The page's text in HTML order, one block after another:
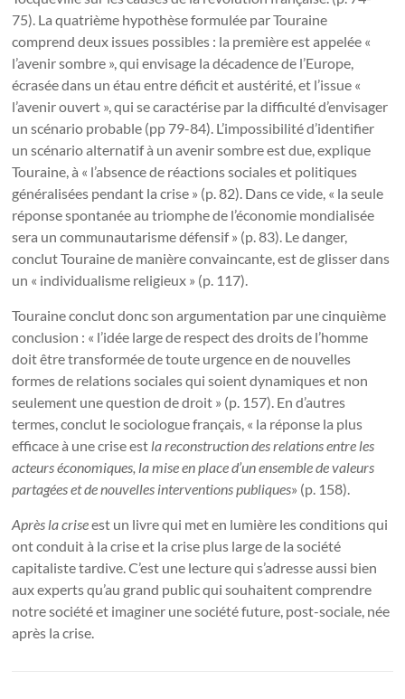
75). La quatrième hypothèse formulée par Touraine
comprend deux issues possibles : la première est appelée «
l’avenir sombre », qui envisage la décadence de l’Europe,
écrasée dans un étau entre déficit et austérité, et l’issue «
l’avenir ouvert », qui se caractérise par la difficulté d’envisager
un scénario probable (pp 79-84). L’impossibilité d’identifier
un scénario alternatif à un avenir sombre est due, explique
Touraine, à « l’absence de réactions sociales et politiques
généralisées pendant la crise » (p. 82). Dans ce vide, « la seule
réponse spontanée au triomphe de l’économie mondialisée
sera un communautarisme défensif » (p. 83). Le danger,
conclut Touraine de manière convaincante, est de glisser dans
un « individualisme religieux » (p. 117).
Touraine conclut donc son argumentation par une cinquième
conclusion : « l’idée large de respect des droits de l’homme
doit être transformée de toute urgence en de nouvelles
formes de relations sociales qui soient dynamiques et non
seulement une question de droit » (p. 157). En d’autres
termes, conclut le sociologue français, « la réponse la plus
efficace à une crise est la reconstruction des relations entre les
acteurs économiques, la mise en place d’un ensemble de valeurs
partagées et de nouvelles interventions publiques» (p. 158).
Après la criseest un livre qui met en lumière les conditions qui
ont conduit à la crise et la crise plus large de la société
capitaliste tardive. C’est une lecture qui s’adresse aussi bien
aux experts qu’au grand public qui souhaitent comprendre
notre société et imaginer une société future, post-sociale, née
après la crise.